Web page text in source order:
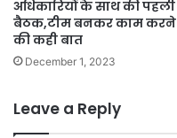
अधिकारियों के साथ की पहली
बैठक,टीम बनकर काम करने
की कही बात
December 1, 2023
Leave a Reply